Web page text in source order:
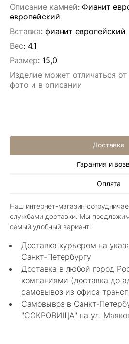
Описание камней: Фианит
европейский
Вставка: фианит европейский
Вес: 4.1
Размер: 15,0
Изделие может отличаться от
фото и в описании
Доставка
Гарантия и
Оплата
Наш интернет-магазин
службами доставки. Мы
самый удобный вариант:
Доставка курьером на
Санкт-Петербургу
Доставка в любой город
компаниями (доставка до
самовывоз из офиса
Самовывоз в Санкт-
"СОКРОВИЩА" на ул.
Иван Еремеев
Шикарный магазин,
только ювелирных изделий.
шикарные, спасибо!
Показать полностью
Алла Майорова
8 мая 2025
Классные изделия,
в других магазинах.